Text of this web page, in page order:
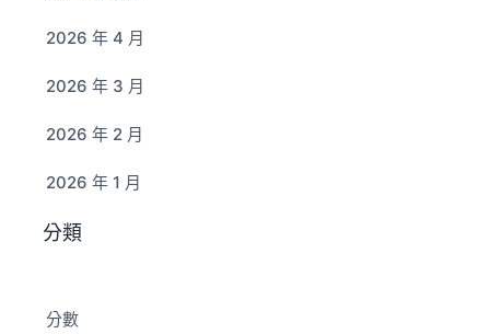
2026 年 4 月
2026 年 3 月
2026 年 2 月
2026 年 1 月
分類
分數